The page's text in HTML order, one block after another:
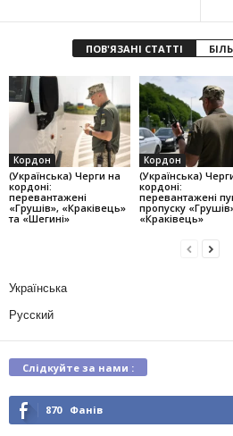
ПОВ'ЯЗАНІ СТАТТІ
Кордон
(Українська) Черги на
кордоні:
перевантажені
«Грушів», «Краківець»
та «Шегині»
Кордон
(Українська)
кордоні:
перевантажені
пропуску
«Краківець»
Українська
Русский
Слідкуйте за нами :
870 Фанів